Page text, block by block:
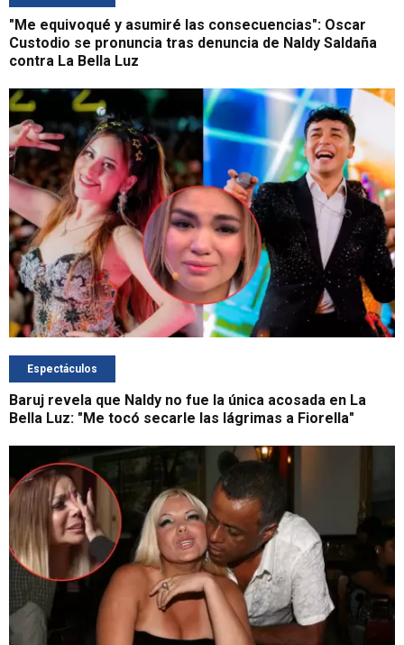
"Me equivoqué y asumiré las consecuencias": Oscar
Custodio se pronuncia tras denuncia de Naldy Saldaña
contra La Bella Luz
Espectáculos
Baruj revela que Naldy no fue la única acosada en La
Bella Luz: "Me tocó secarle las lágrimas a Fiorella"